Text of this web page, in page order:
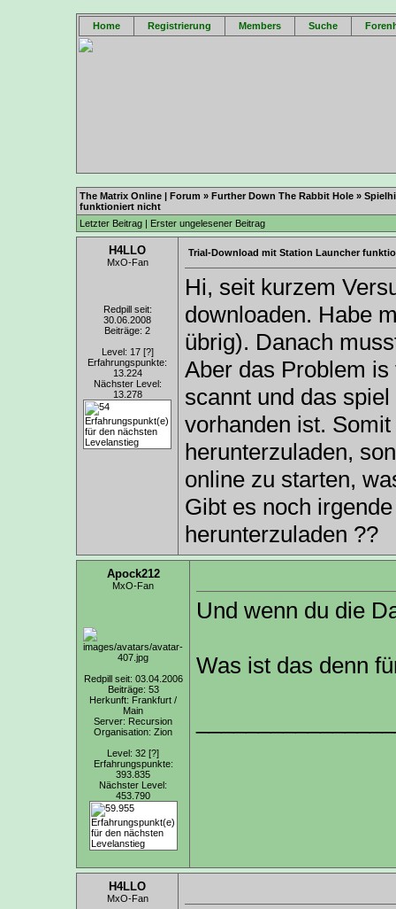
Home Registrierung Members Suche
The Matrix Online | Forum » Further Down The Rabbit Hole »
funktioniert nicht
Letzter Beitrag | Erster ungelesener Beitrag
H4LLO
MxO-Fan
Redpill seit:
30.06.2008
Beiträge: 2
Level: 17 [?]
Erfahrungspunkte:
13.224
Nächster Level:
13.278
Trial-Download mit Station Launcher
Hi, seit kurzem
downloaden. Habe
übrig). Danach
Aber das Problem
scannt und das
vorhanden ist.
herunterzuladen,
online zu starten,
Gibt es noch
herunterzuladen ??
Apock212
MxO-Fan
Redpill seit: 03.04.2006
Beiträge: 53
Herkunft: Frankfurt /
Main
Server: Recursion
Organisation: Zion
Level: 32 [?]
Erfahrungspunkte:
393.835
Nächster Level:
453.790
Und wenn du die
Was ist das denn
H4LLO
MxO-Fan